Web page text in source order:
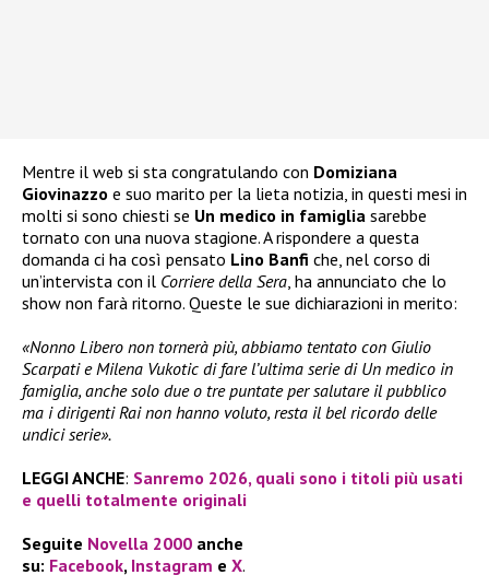
Mentre il web si sta congratulando con Domiziana
Giovinazzo e suo marito per la lieta notizia, in questi mesi in
molti si sono chiesti se Un medico in famiglia sarebbe
tornato con una nuova stagione. A rispondere a questa
domanda ci ha così pensato Lino Banfi che, nel corso di
un’intervista con il Corriere della Sera, ha annunciato che lo
show non farà ritorno. Queste le sue dichiarazioni in merito:
«Nonno Libero non tornerà più, abbiamo tentato con Giulio
Scarpati e Milena Vukotic di fare l’ultima serie di Un medico in
famiglia, anche solo due o tre puntate per salutare il pubblico
ma i dirigenti Rai non hanno voluto, resta il bel ricordo delle
undici serie».
LEGGI ANCHE: Sanremo 2026, quali sono i titoli più usati
e quelli totalmente originali
Seguite Novella 2000 anche
su: Facebook, Instagram e X.